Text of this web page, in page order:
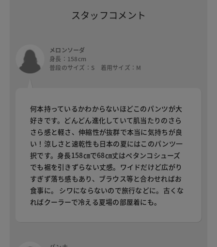
スタッフコメント
メロンソーダ
身長：158cm
普段のサイズ：S 着用サイズ：M
何本持っているかわからないほどこのパンツが大
好きです。どんどん進化していて肌当たりのさら
さら感と軽さ、伸縮性が抜群で本当に気持ちが良
い！涼しさと速乾性も日本の夏にはこのパンツ一
択です。身長158㎝で68㎝丈はペタンコシューズ
でも裾を引きずらない丈感。ワイドだけど広がり
すぎず落ち感もあり、ブラウス等と合わせればお
食事に。 シワにならないので旅行などに。古くな
ればクーラーで冷える夏場の部屋着にも。